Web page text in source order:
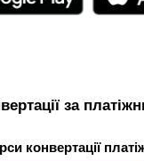
за
конвертації